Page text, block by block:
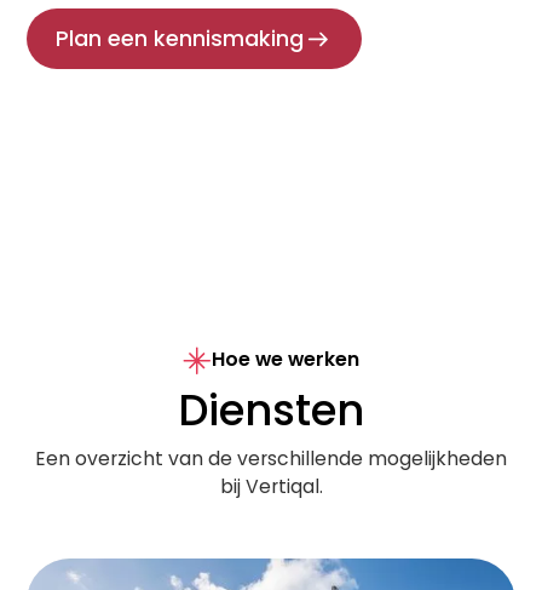
Plan een kennismaking
Hoe we werken
Diensten
Een overzicht van de verschillende mogelijkheden
bij Vertiqal.